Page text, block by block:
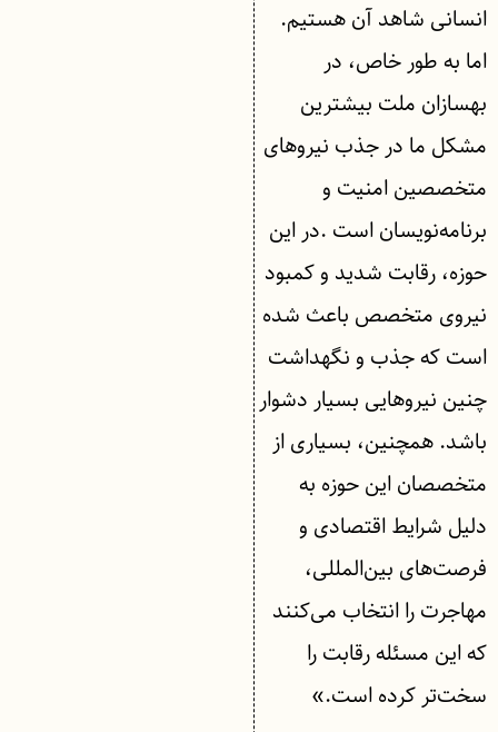
انسانی شاهد آن هستیم.
اما به طور خاص، در
بهسازان ملت بیشترین
مشکل ما در جذب نیروهای
متخصصین امنیت و
برنامه‌نویسان است .در این
حوزه، رقابت شدید و کمبود
نیروی متخصص باعث شده
است که جذب و نگهداشت
چنین نیروهایی بسیار دشوار
باشد. همچنین، بسیاری از
متخصصان این حوزه به
دلیل شرایط اقتصادی و
فرصت‌های بین‌المللی،
مهاجرت را انتخاب می‌کنند
که این مسئله رقابت را
سخت‌تر کرده است.»